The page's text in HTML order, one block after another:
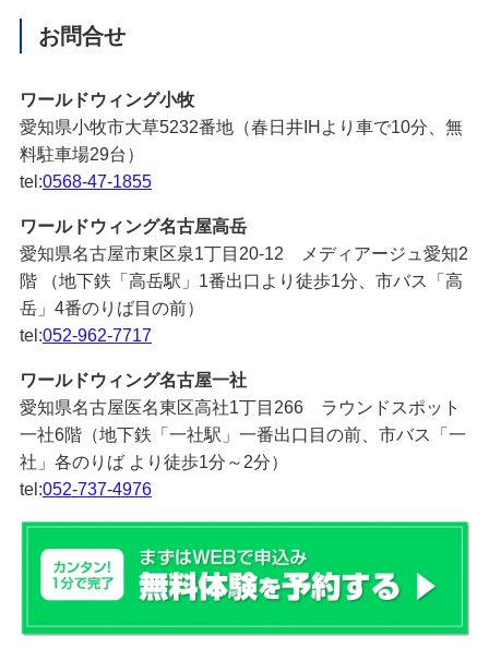
お問合せ
ワールドウィング小牧
愛知県小牧市大草5232番地（春日井IHより車で10分、無
料駐車場29台）
tel:0568-47-1855
ワールドウィング名古屋高岳
愛知県名古屋市東区泉1丁目20-12 メディアージュ愛知2
階 （地下鉄「高岳駅」1番出口より徒歩1分、市バス「高
岳」4番のりば目の前）
tel:052-962-7717
ワールドウィング名古屋一社
愛知県名古屋医名東区高社1丁目266 ラウンドスポット
一社6階（地下鉄「一社駅」一番出口目の前、市バス「一
社」各のりば より徒歩1分～2分）
tel:052-737-4976